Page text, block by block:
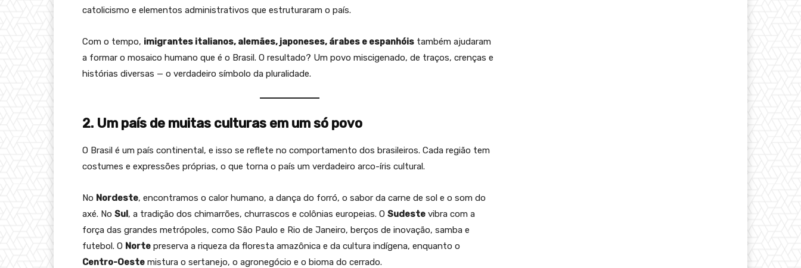
catolicismo e elementos administrativos que estruturaram o país.
Com o tempo, imigrantes italianos, alemães, japoneses, árabes e espanhóis também ajudaram
a formar o mosaico humano que é o Brasil. O resultado? Um povo miscigenado, de traços, crenças e
histórias diversas — o verdadeiro símbolo da pluralidade.
2. Um país de muitas culturas em um só povo
O Brasil é um país continental, e isso se reflete no comportamento dos brasileiros. Cada região tem
costumes e expressões próprias, o que torna o país um verdadeiro arco-íris cultural.
No Nordeste, encontramos o calor humano, a dança do forró, o sabor da carne de sol e o som do
axé. No Sul, a tradição dos chimarrões, churrascos e colônias europeias. O Sudeste vibra com a
força das grandes metrópoles, como São Paulo e Rio de Janeiro, berços de inovação, samba e
futebol. O Norte preserva a riqueza da floresta amazônica e da cultura indígena, enquanto o
Centro-Oeste mistura o sertanejo, o agronegócio e o bioma do cerrado.